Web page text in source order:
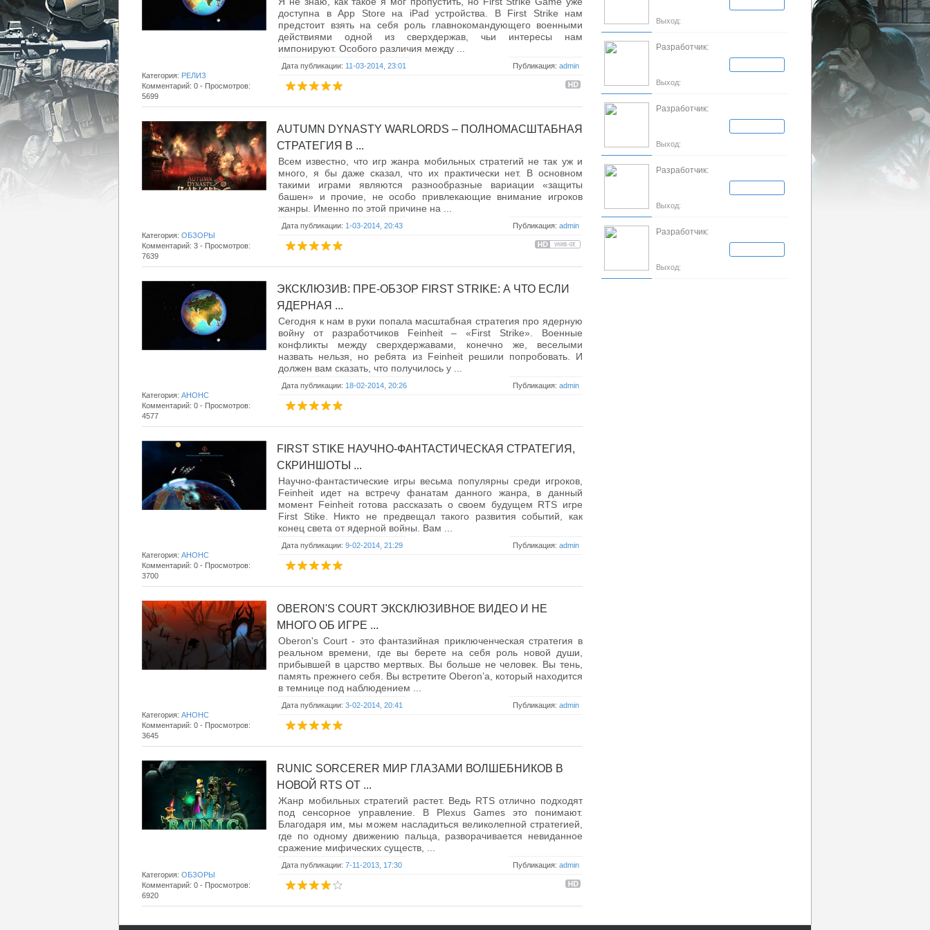
доступна в App Store на iPad устройства. В First Strike нам
предстоит взять на себя роль главнокомандующего военными
действиями одной из сверхдержав, чьи интересы нам
импонируют. Особого различия между ...
Дата публикации: 11-03-2014, 23:01 Публикация: admin
Категория: РЕЛИЗ
Комментарий: 0 - Просмотров:
5699
AUTUMN DYNASTY WARLORDS – ПОЛНОМАСШТАБНАЯ
СТРАТЕГИЯ В ...
Всем известно, что игр жанра мобильных стратегий не так уж и
много, я бы даже сказал, что их практически нет. В основном
такими играми являются разнообразные вариации «защиты
башен» и прочие, не особо привлекающие внимание игроков
жанры. Именно по этой причине на ...
Дата публикации: 1-03-2014, 20:43 Публикация: admin
Категория: ОБЗОРЫ
Комментарий: 3 - Просмотров:
7639
ЭКСКЛЮЗИВ: ПРЕ-ОБЗОР FIRST STRIKE: А ЧТО ЕСЛИ
ЯДЕРНАЯ ...
Сегодня к нам в руки попала масштабная стратегия про ядерную
войну от разработчиков Feinheit – «First Strike». Военные
конфликты между сверхдержавами, конечно же, веселыми
назвать нельзя, но ребята из Feinheit решили попробовать. И
должен вам сказать, что получилось у ...
Дата публикации: 18-02-2014, 20:26 Публикация: admin
Категория: АНОНС
Комментарий: 0 - Просмотров:
4577
FIRST STIKE НАУЧНО-ФАНТАСТИЧЕСКАЯ СТРАТЕГИЯ,
СКРИНШОТЫ ...
Научно-фантастические игры весьма популярны среди игроков,
Feinheit идет на встречу фанатам данного жанра, в данный
момент Feinheit готова рассказать о своем будущем RTS игре
First Stike. Никто не предвещал такого развития событий, как
конец света от ядерной войны. Вам ...
Дата публикации: 9-02-2014, 21:29 Публикация: admin
Категория: АНОНС
Комментарий: 0 - Просмотров:
3700
OBERON'S COURT ЭКСКЛЮЗИВНОЕ ВИДЕО И НЕ
МНОГО ОБ ИГРЕ ...
Oberon's Court - это фантазийная приключенческая стратегия в
реальном времени, где вы берете на себя роль новой души,
прибывшей в царство мертвых. Вы больше не человек. Вы тень,
память прежнего себя. Вы встретите Oberon’а, который находится
в темнице под наблюдением ...
Дата публикации: 3-02-2014, 20:41 Публикация: admin
Категория: АНОНС
Комментарий: 0 - Просмотров:
3645
RUNIC SORCERER МИР ГЛАЗАМИ ВОЛШЕБНИКОВ В
НОВОЙ RTS ОТ ...
Жанр мобильных стратегий растет. Ведь RTS отлично подходят
под сенсорное управление. В Plexus Games это понимают.
Благодаря им, мы можем насладиться великолепной стратегией,
где по одному движению пальца, разворачивается невиданное
сражение мифических существ, ...
Дата публикации: 7-11-2013, 17:30 Публикация: admin
Категория: ОБЗОРЫ
Комментарий: 0 - Просмотров:
6920
Выход:
Разработчик:
Выход:
Разработчик:
Выход:
Разработчик:
Выход:
Разработчик:
Выход: